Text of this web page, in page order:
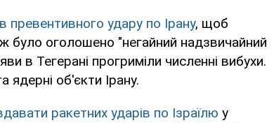
превентивного удару по Ірану, щоб
було оголошено "негайний надзвичайний
в Тегерані прогриміли численні вибухи.
ядерні об'єкти Ірану.
ракетних ударів по Ізраїлю у